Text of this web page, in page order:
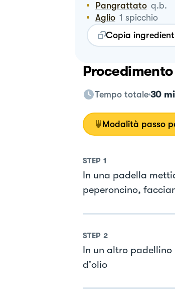
Pangrattato q.b.
Aglio 1 spicchio
Copia
Procedimento
Tempo totale 30
Modalità passo
STEP 1
In una padella
peperoncino,
STEP 2
In un altro
d'olio